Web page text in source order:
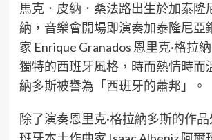
馬克．皮納．桑法路出生於加泰隆
納，音樂會開場即演奏加泰隆尼亞
家 Enrique Granados 恩里克·格拉
獨特的西班牙風格，時而熱情時而
納多斯被譽為「西班牙的蕭邦」。
除了演奏恩里克·格拉納多斯的作